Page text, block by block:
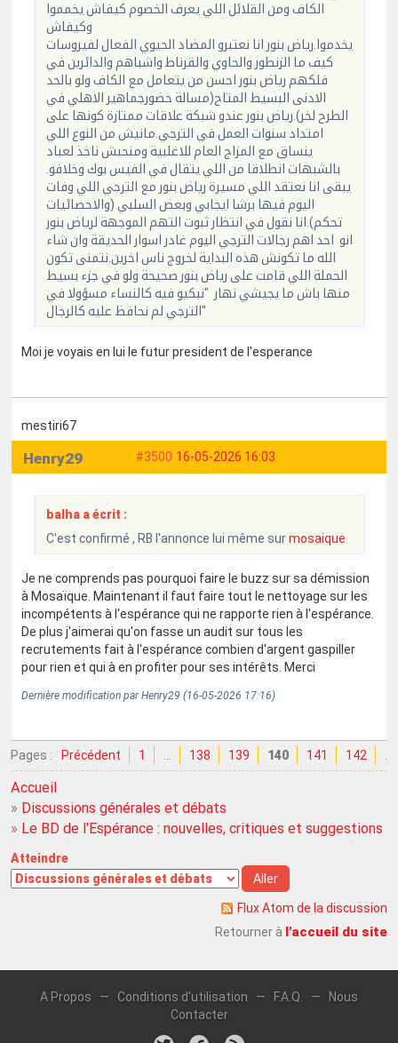
الكاف ومن القلائل اللي يعرف الخصوم كيفاش يخمموا
وكيفاش
يخدموا.رياض بنور انا نعتبرو المضاد الحيوي الفعال لفيروسات
كيف ما الزنطور والحاوي والقرناط واشباهم والدائرين في
فلكهم رياض بنور احسن من يتعامل مع الكاف ولو بالحد
الادنى البسيط المتاح(مسالة حضورجماهير الاهلي في
الطرح لخر).رياض بنور عندو شبكة علاقات ممتازة كونها على
امتداد سنوات العمل في الترجي.مانيش من النوع اللي
ينساق مع المزاج العام للاغلبية ومنحبش ناخذ لعباد
بالشبهات انطلاقا من اللي يتقال في الفيس بوك وخلافو.
يبقى انا نعتقد اللي مسيرة رياض بنور مع الترجي اللي وفات
اليوم فيها برشا ايجابي وبعض السلبي (والاحصائيات
تحكم).انا نقول في انتظار ثبوت التهم الموجهة لرياض بنور
انو احد اهم رجالات الترجي اليوم غادر اسوار الحديقة وان شاء
الله ما تكونش هذه البداية لخروج ناس اخرين.نتمنى تكون
الحملة اللي قامت على رياض بنور صحيحة ولو في جزء بسيط
منها باش ما يجيشي نهار "نبكيو فيه كالنساء مسؤولا في
الترجي لم نحافظ عليه كالرجال"
Moi je voyais en lui le futur president de l'esperance
mestiri67
#3500 16-05-2026 16:03
Henry29
balha a écrit :
C'est confirmé , RB l'annonce lui même surmosaique
Je ne comprends pas pourquoi faire le buzz sur sa démission
à Mosaïque. Maintenant il faut faire tout le nettoyage sur les
incompétents à l'espérance qui ne rapporte rien à l'espérance.
De plus j'aimerai qu'on fasse un audit sur tous les
recrutements fait à l'espérance combien d'argent gaspiller
pour rien et qui à en profiter pour ses intérêts. Merci
Dernière modification par Henry29 (16-05-2026 17:16)
Pages : Précédent 1 … 138 139 140 141 142 …
Accueil
» Discussions générales et débats
» Le BD de l'Espérance : nouvelles, critiques et suggestions
Atteindre
Flux Atom de la discussion
Retourner à l'accueil du site
A Propos — Conditions d'utilisation — F.A.Q. —
Nous
Contacter